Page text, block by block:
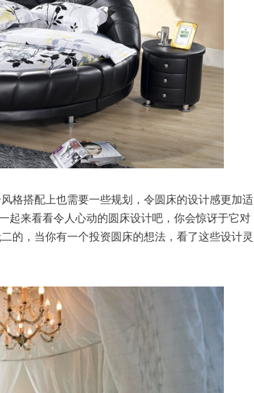
格搭配上也需要一些规划，令圆床的设计感更加适
起来看看令人心动的圆床设计吧，你会惊讶于它对
的，当你有一个投资圆床的想法，看了这些设计灵